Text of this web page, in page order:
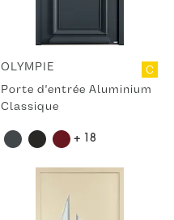
OLYMPIE
Porte d'entrée Aluminium
Classique
C
+ 18